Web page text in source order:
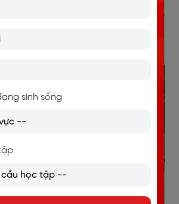
đạo là yếu tố cốt lõi nhất là khi gặp
thì sự truyền động lực từ phía
kỳ quan trọng.
sinh sống